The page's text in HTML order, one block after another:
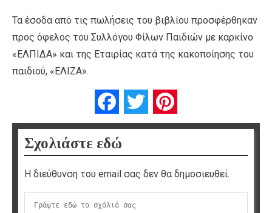
Τα έσοδα από τις πωλήσεις του βιβλίου προσφέρθηκαν
προς όφελος του Συλλόγου Φίλων Παιδιών με καρκίνο
«ΕΛΠΙΔΑ» και της Εταιρίας κατά της κακοποίησης του
παιδιού, «ΕΛΙΖΑ».
FacebookTwitter
Σχολιάστε εδώ
Η διεύθυνση του email σας δεν θα δημοσιευθεί.